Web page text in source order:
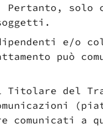
Pertanto,
e/o
può
del
comunicati a